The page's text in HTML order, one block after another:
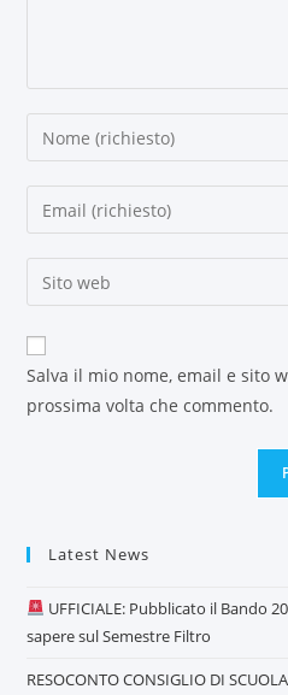
Salva il mio nome, email e sito
prossima volta che commento.
Latest News
UFFICIALE: Pubblicato il Bando
sapere sul Semestre Filtro
RESOCONTO CONSIGLIO DI